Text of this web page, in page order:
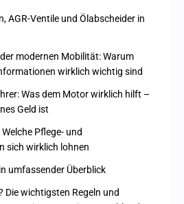
AGR-Ventile und Ölabscheider in
modernen Mobilität: Warum
wirklich wichtig sind
Was dem Motor wirklich hilft –
Geld ist
Pflege- und
sich wirklich lohnen
umfassender Überblick
Die wichtigsten Regeln und